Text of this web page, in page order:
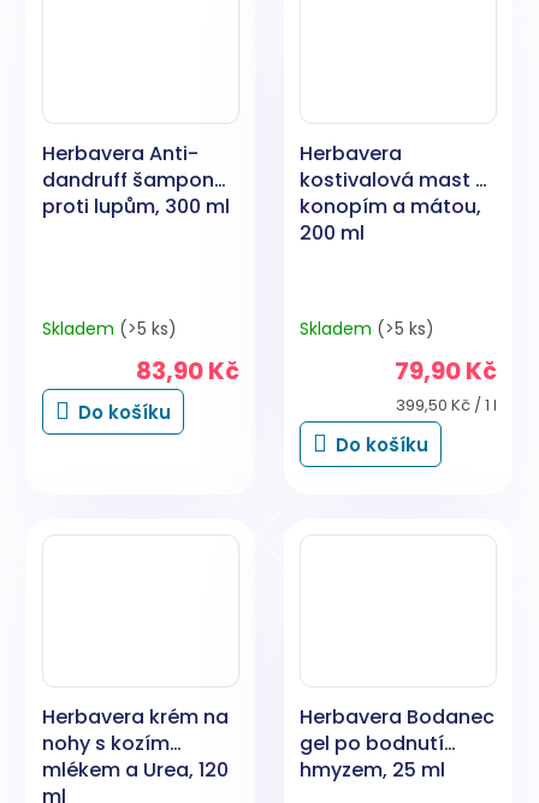
Herbavera Anti-
dandruff šampon
proti lupům, 300 ml
Skladem (>5 ks)
83,90 Kč
Do košíku
Herbavera
kostivalová mast s
konopím a mátou,
200 ml
Skladem (>5 ks)
79,90 Kč
Měrná
cena:
399,50 Kč / 1 l
Do košíku
Herbavera krém na
nohy s kozím
mlékem a Urea, 120
ml
Herbavera Bodanec
gel po bodnutí
hmyzem, 25 ml